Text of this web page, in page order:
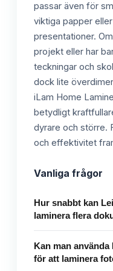
passar även för
viktiga papper
presentationer.
projekt eller har
teckningar och
dock lite
iLam Home
betydligt
dyrare och större.
och effektivitet
Vanliga frågor
Hur snabbt kan
laminera flera
Kan man
för att laminera